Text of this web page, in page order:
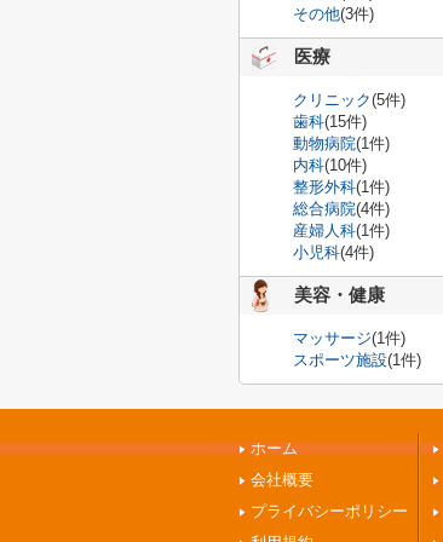
その他(3件)
医療
クリニック(5件)
歯科(15件)
動物病院(1件)
内科(10件)
整形外科(1件)
総合病院(4件)
産婦人科(1件)
小児科(4件)
美容・健康
マッサージ(1件)
スポーツ施設(1件)
ホーム
会社概要
プライバシーポリシー